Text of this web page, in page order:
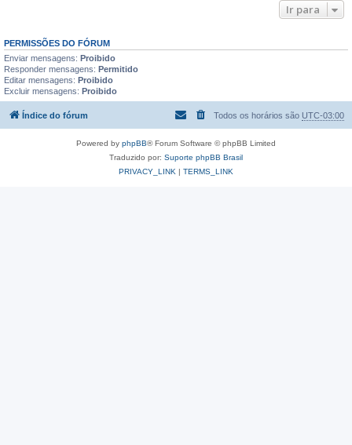
Ir para
PERMISSÕES DO FÓRUM
Enviar mensagens: Proibido
Responder mensagens: Permitido
Editar mensagens: Proibido
Excluir mensagens: Proibido
Índice do fórum Todos os horários são UTC-03:00
Powered by phpBB® Forum Software © phpBB Limited
Traduzido por: Suporte phpBB Brasil
PRIVACY_LINK | TERMS_LINK